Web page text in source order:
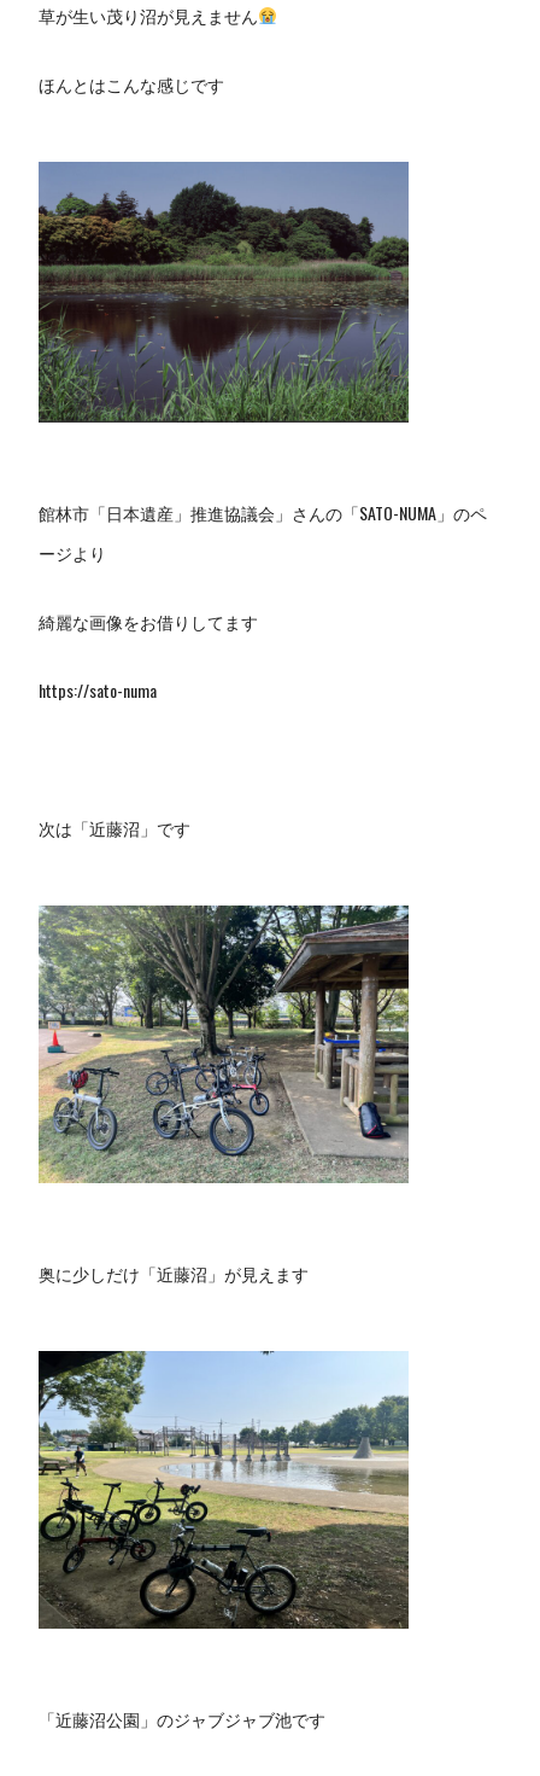
草が生い茂り沼が見えません
ほんとはこんな感じです
館林市「日本遺産」推進協議会」さんの「SATO-NUMA」のペ
ージより
綺麗な画像をお借りしてます
https://sato-numa
次は「近藤沼」です
奥に少しだけ「近藤沼」が見えます
「近藤沼公園」のジャブジャブ池です